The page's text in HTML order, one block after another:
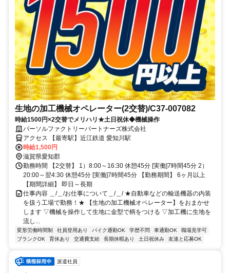
生地の加工機械オペレーター(2交替)/C37-007082
時給1500円×2交替でメリハリ★土日祝休◆機械操作
パーソルファクトリーパートナーズ株式会社
アクセス 【最寄駅】近江鉄道 愛知川駅
時給1,500円
滋賀県愛知郡
勤務時間 【2交替】 1）8:00～16:30 休憩45分 [実働]7時間45分 2）
20:00～翌4:30 休憩45分 [実働]7時間45分 【勤務期間】 6ヶ月以上
【期間詳細】 即日～長期
仕事内容 ＿/＿/お仕事について＿/＿/ ★自動車などの輸送機器の内装
を扱う工場で勤務！★ 【生地の加工機械オペレーター】をおまかせ
します ▽機械を操作して生地に金型で柄をつける ▽加工機に生地を
流し...
変形労働時間制 社員登用あり バイク通勤OK 学歴不問 車通勤OK
職場見学可
ブランクOK
育休あり 交通費支給 長期休暇あり 土日祝休み 友達と応募OK
派遣社員